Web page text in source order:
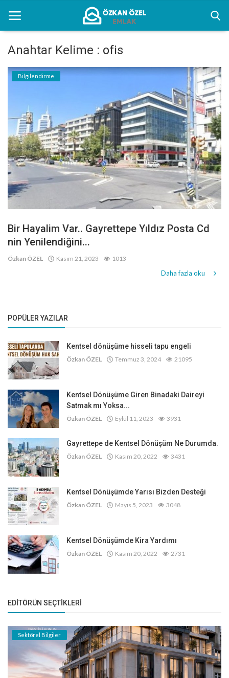
Anasayfa
Sektörel Bilgiler
Bilgilendirme
İletişim
Türkçe
Anahtar Kelime : ofis
Bilgilendirme
Bir Hayalim Var.. Gayrettepe Yıldız Posta Cd
nin Yenilendiğini...
Özkan ÖZEL Kasım 21, 2023 1013
Daha fazla oku
POPÜLER YAZILAR
Kentsel dönüşüme hisseli tapu engeli
Özkan ÖZEL Temmuz 3, 2024 21095
Kentsel Dönüşüme Giren Binadaki Daireyi
Satmak mı Yoksa...
Özkan ÖZEL Eylül 11, 2023 3931
Gayrettepe de Kentsel Dönüşüm Ne Durumda.
Özkan ÖZEL Kasım 20, 2022 3431
Kentsel Dönüşümde Yarısı Bizden Desteği
Özkan ÖZEL Mayıs 5, 2023 3048
Kentsel Dönüşümde Kira Yardımı
Özkan ÖZEL Kasım 20, 2022 2731
EDITÖRÜN SEÇTIKLERI
Sektörel Bilgiler